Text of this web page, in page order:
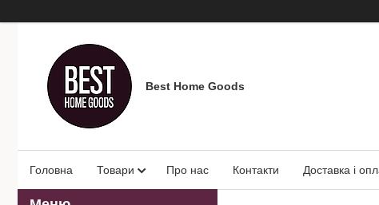
Best Home Goods
Головна Товари Про нас Контакти Доставка і